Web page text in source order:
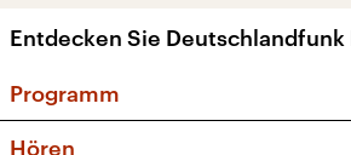
Entdecken Sie Deutschlandfunk
Programm
Hören